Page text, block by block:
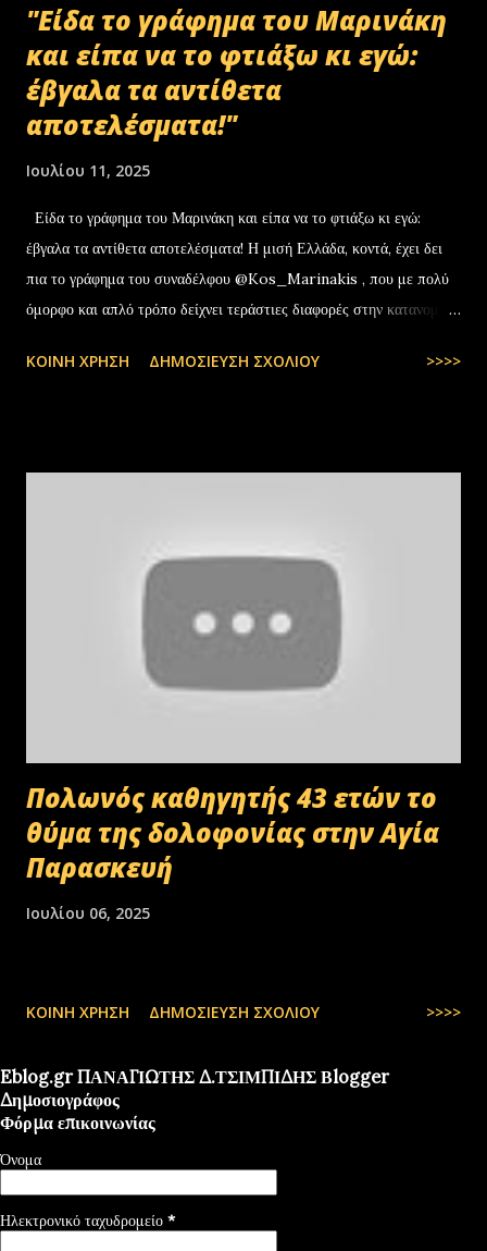
"Είδα το γράφημα του Μαρινάκη
και είπα να το φτιάξω κι εγώ:
έβγαλα τα αντίθετα
αποτελέσματα!"
Ιουλίου 11, 2025
Είδα το γράφημα του Μαρινάκη και είπα να το φτιάξω κι εγώ:
έβγαλα τα αντίθετα αποτελέσματα! Η μισή Ελλάδα, κοντά, έχει δει
πια το γράφημα του συναδέλφου @Kos_Marinakis , που με πολύ
όμορφο και απλό τρόπο δείχνει τεράστιες διαφορές στην κατανομή
— Stefanos Tyros (@StefanosTyros) July 11, 2025
ΚΟΙΝΉ ΧΡΉΣΗ ΔΗΜΟΣΊΕΥΣΗ ΣΧΟΛΊΟΥ >>>>
Πολωνός καθηγητής 43 ετών το
θύμα της δολοφονίας στην Αγία
Παρασκευή
Ιουλίου 06, 2025
ΚΟΙΝΉ ΧΡΉΣΗ ΔΗΜΟΣΊΕΥΣΗ ΣΧΟΛΊΟΥ >>>>
Eblog.gr ΠΑΝΑΓΙΩΤΗΣ Δ.ΤΣΙΜΠΙΔΗΣ Βlogger
Δημοσιογράφος
Φόρμα επικοινωνίας
Όνομα
Ηλεκτρονικό ταχυδρομείο *